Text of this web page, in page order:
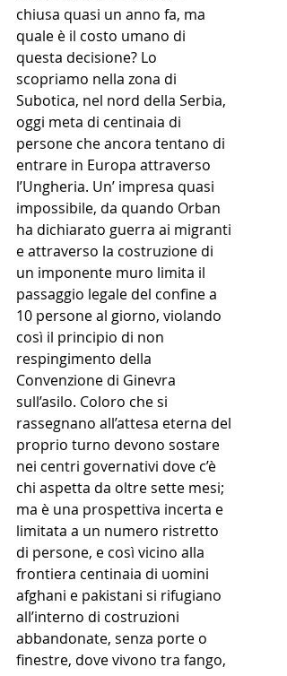
chiusa quasi un anno fa, ma
quale è il costo umano di
questa decisione? Lo
scopriamo nella zona di
Subotica, nel nord della Serbia,
oggi meta di centinaia di
persone che ancora tentano di
entrare in Europa attraverso
l’Ungheria. Un’ impresa quasi
impossibile, da quando Orban
ha dichiarato guerra ai migranti
e attraverso la costruzione di
un imponente muro limita il
passaggio legale del confine a
10 persone al giorno, violando
così il principio di non
respingimento della
Convenzione di Ginevra
sull’asilo. Coloro che si
rassegnano all’attesa eterna del
proprio turno devono sostare
nei centri governativi dove c’è
chi aspetta da oltre sette mesi;
ma è una prospettiva incerta e
limitata a un numero ristretto
di persone, e così vicino alla
frontiera centinaia di uomini
afghani e pakistani si rifugiano
all’interno di costruzioni
abbandonate, senza porte o
finestre, dove vivono tra fango,